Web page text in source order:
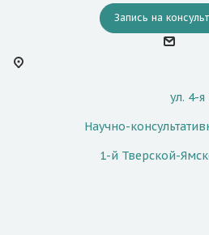
Запись на
ул. 4-
Научно-
1-й Тверской-